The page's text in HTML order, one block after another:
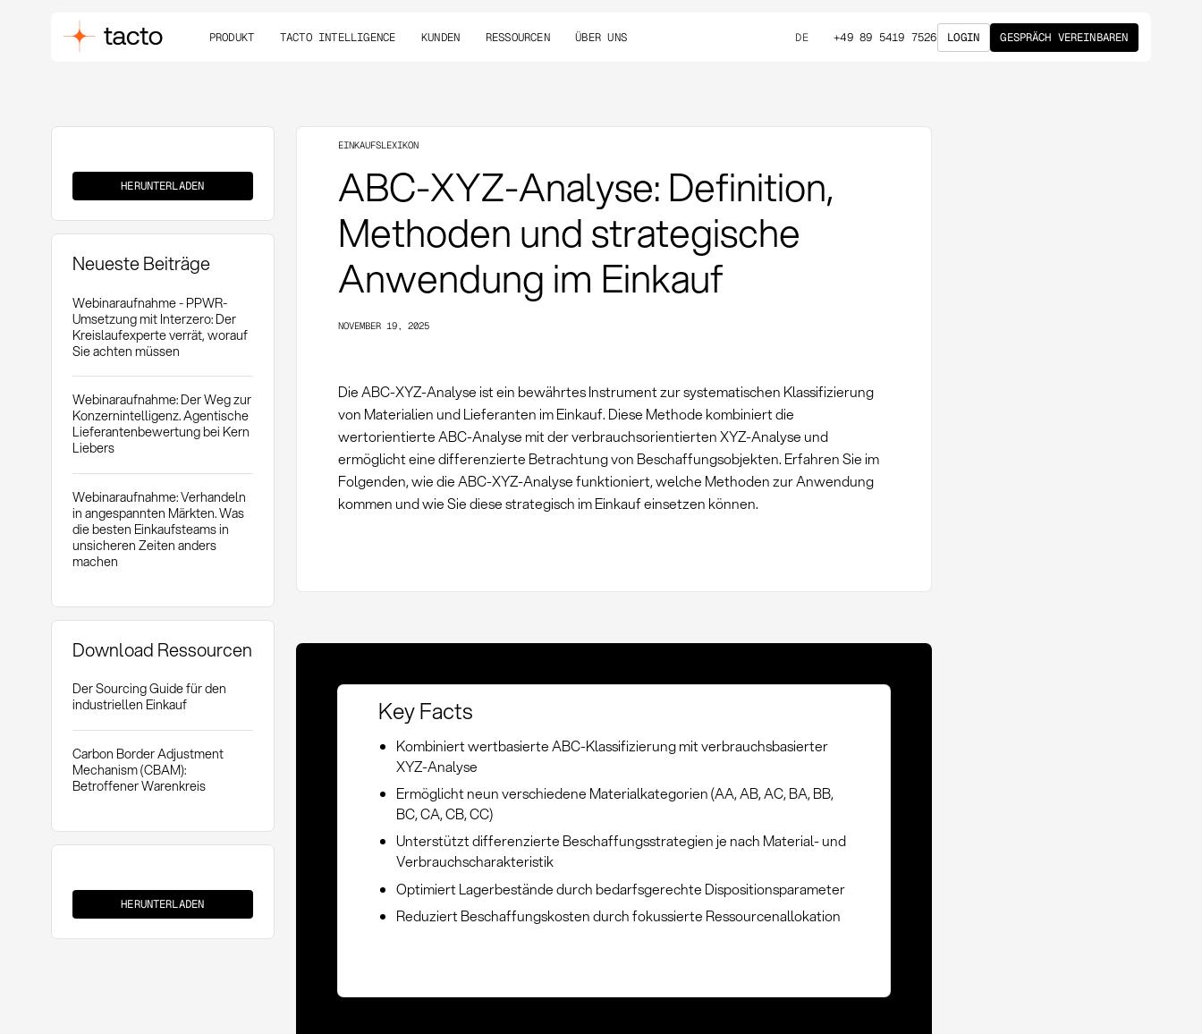
PRODUKT TACTO INTELLIGENCE KUNDEN RESSOURCEN ÜBER UNS DE +49 89 5419 7526 LOGIN GESPRÄCH VEREINBAREN
XYZ-
HERUNTERLADEN
Neueste Beiträge
Webinaraufnahme - PPWR-
Umsetzung mit Interzero: Der
Kreislaufexperte verrät, worauf
Sie achten müssen
Webinaraufnahme: Der Weg zur
Konzernintelligenz. Agentische
Lieferantenbewertung bei Kern
Liebers
Webinaraufnahme: Verhandeln
in angespannten Märkten. Was
die besten Einkaufsteams in
unsicheren Zeiten anders
machen
Download Ressourcen
Der Sourcing Guide für den
industriellen Einkauf
Carbon Border Adjustment
Mechanism (CBAM):
Betroffener Warenkreis
XYZ-
HERUNTERLADEN
EINKAUFSLEXIKON
ABC-XYZ-Analyse: Definition,
Methoden und strategische
Anwendung im Einkauf
NOVEMBER 19, 2025
Die ABC-XYZ-Analyse ist ein bewährtes Instrument zur systematischen Klassifizierung
von Materialien und Lieferanten im Einkauf. Diese Methode kombiniert die
wertorientierte ABC-Analyse mit der verbrauchsorientierten XYZ-Analyse und
ermöglicht eine differenzierte Betrachtung von Beschaffungsobjekten. Erfahren Sie im
Folgenden, wie die ABC-XYZ-Analyse funktioniert, welche Methoden zur Anwendung
kommen und wie Sie diese strategisch im Einkauf einsetzen können.
Key Facts
Kombiniert wertbasierte ABC-Klassifizierung mit verbrauchsbasierter
XYZ-Analyse
Ermöglicht neun verschiedene Materialkategorien (AA, AB, AC, BA, BB,
BC, CA, CB, CC)
Unterstützt differenzierte Beschaffungsstrategien je nach Material- und
Verbrauchscharakteristik
Optimiert Lagerbestände durch bedarfsgerechte Dispositionsparameter
Reduziert Beschaffungskosten durch fokussierte Ressourcenallokation